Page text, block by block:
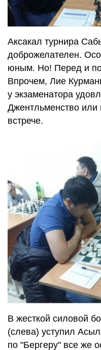
Аксакал турнира
доброжелателен.
юным. Но! Перед и
Впрочем, Лие
у экзаменатора
Джентльменство или
встрече.
В жесткой силовой
(слева) уступил
по "Бергеру" все же